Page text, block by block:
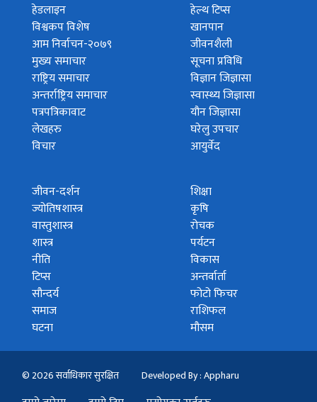
हेडलाइन
विश्वकप विशेष
आम निर्वाचन-२०७९
मुख्य समाचार
राष्ट्रिय समाचार
अन्तर्राष्ट्रिय समाचार
पत्रपत्रिकावाट
लेखहरु
विचार
हेल्थ टिप्स
खानपान
जीवनशैली
सूचना प्रविधि
विज्ञान जिज्ञासा
स्वास्थ्य जिज्ञासा
यौन जिज्ञासा
घरेलु उपचार
आयुर्वेद
जीवन-दर्शन
ज्योतिषशास्त्र
वास्तुशास्त्र
शास्त्र
नीति
टिप्स
सौन्दर्य
समाज
घटना
शिक्षा
कृषि
रोचक
पर्यटन
विकास
अन्तर्वार्ता
फोटो फिचर
राशिफल
मौसम
© 2026 सर्वाधिकार सुरक्षित Developed By : Appharu